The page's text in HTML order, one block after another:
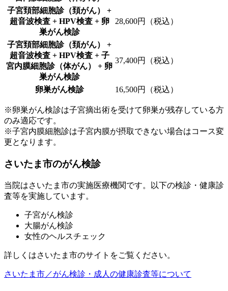
子宮頚部細胞診（頚がん） +
超音波検査 + HPV検査 + 卵
巣がん検診
28,600円（税込）
子宮頚部細胞診（頚がん） +
超音波検査 + HPV検査 + 子
宮内膜細胞診（体がん） + 卵
巣がん検診
37,400円（税込）
卵巣がん検診 16,500円（税込）
※卵巣がん検診は子宮摘出術を受けて卵巣が残存している方
のみ適応です。
※子宮内膜細胞診は子宮内膜が摂取できない場合はコース変
更となります。
さいたま市のがん検診
当院はさいたま市の実施医療機関です。以下の検診・健康診
査等を実施しています。
子宮がん検診
大腸がん検診
女性のヘルスチェック
詳しくはさいたま市のサイトをご覧ください。
さいたま市／がん検診・成人の健康診査等について